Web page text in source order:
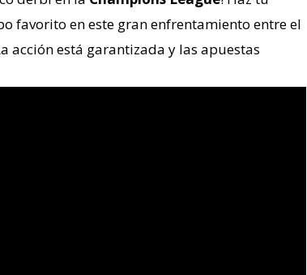
favorito en este gran enfrentamiento entre el
acción está garantizada y las apuestas